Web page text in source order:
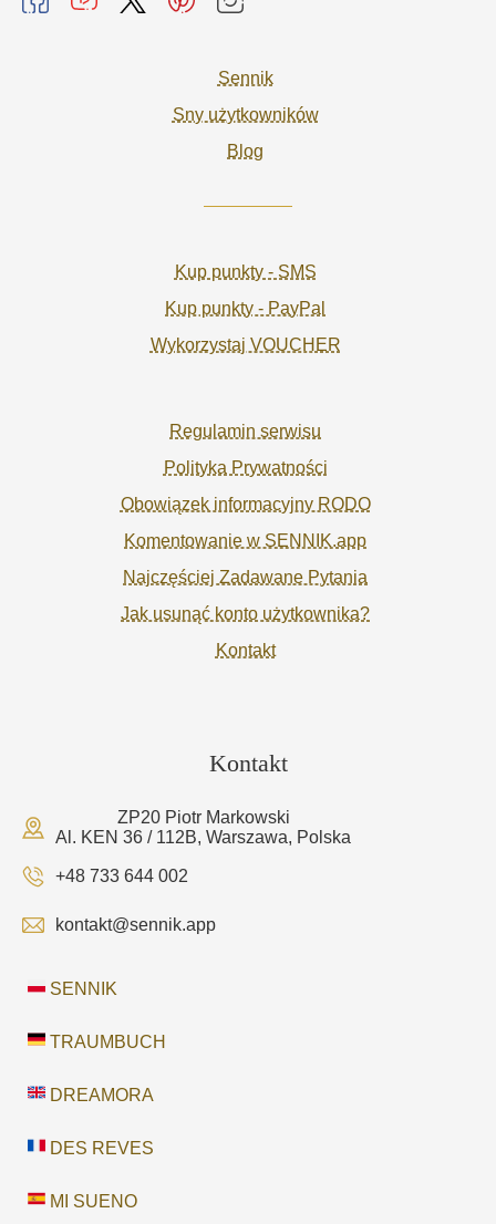
Sennik
Sny użytkowników
Blog
Kup punkty - SMS
Kup punkty - PayPal
Wykorzystaj VOUCHER
Regulamin serwisu
Polityka Prywatności
Obowiązek informacyjny RODO
Komentowanie w SENNIK.app
Najczęściej Zadawane Pytania
Jak usunąć konto użytkownika?
Kontakt
Kontakt
ZP20 Piotr Markowski
Al. KEN 36 / 112B, Warszawa, Polska
+48 733 644 002
kontakt@sennik.app
SENNIK
TRAUMBUCH
DREAMORA
DES REVES
MI SUENO